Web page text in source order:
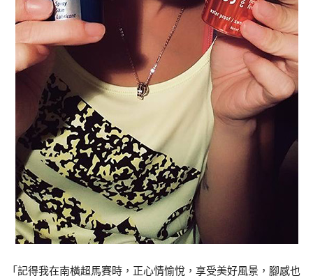
「記得我在南橫超馬賽時，正心情愉悅，享受美好風景，腳感也